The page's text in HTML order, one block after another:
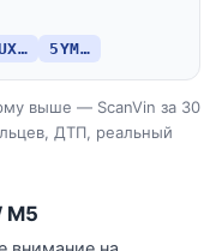
5YM…
выше — ScanVin за 30
ДТП, реальный
M5